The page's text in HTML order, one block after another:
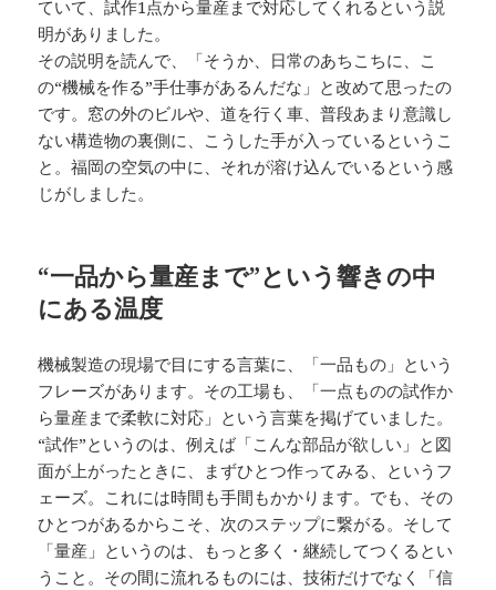
ていて、試作1点から量産まで対応してくれるという説
明がありました。
その説明を読んで、「そうか、日常のあちこちに、こ
の“機械を作る”手仕事があるんだな」と改めて思ったの
です。窓の外のビルや、道を行く車、普段あまり意識し
ない構造物の裏側に、こうした手が入っているというこ
と。福岡の空気の中に、それが溶け込んでいるという感
じがしました。
“一品から量産まで”という響きの中
にある温度
機械製造の現場で目にする言葉に、「一品もの」という
フレーズがあります。その工場も、「一点ものの試作か
ら量産まで柔軟に対応」という言葉を掲げていました。
“試作”というのは、例えば「こんな部品が欲しい」と図
面が上がったときに、まずひとつ作ってみる、というフ
ェーズ。これには時間も手間もかかります。でも、その
ひとつがあるからこそ、次のステップに繋がる。そして
「量産」というのは、もっと多く・継続してつくるとい
うこと。その間に流れるものには、技術だけでなく「信